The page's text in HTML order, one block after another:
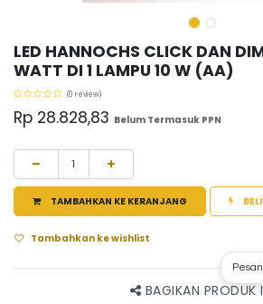
LED HANNOCHS CLICK DAN
WATT DI 1 LAMPU 10 W (AA)
(0 review)
Rp 28.828,83 Belum Termasuk PPN
TAMBAHKAN KE KERANJANG
Tambahkan ke wishlist
BAGIKAN PRODUK